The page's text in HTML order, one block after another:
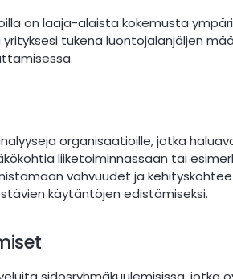
on laaja-alaista kokemusta
yrityksesi tukena luontojalanjäljen
organisaatioille, jotka
liiketoiminnassaan tai
vahvuudet ja
käytäntöjen edistämiseksi.